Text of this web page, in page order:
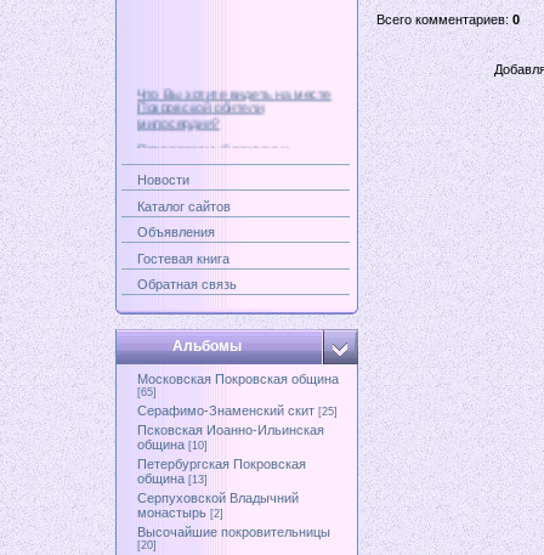
Покровской обители
милосердия?
Православный приход и
Современный взгляд на
старообрядчество
Возвращать ли Бакунинской
улице ее прежнее название -
Покровская?
Новости
Каталог сайтов
Объявления
Гостевая книга
Обратная связь
Альбомы
Московская Покровская община
[65]
Серафимо-Знаменский скит [25]
Псковская Иоанно-Ильинская
община [10]
Петербургская Покровская
община [13]
Серпуховской Владычний
монастырь [2]
Высочайшие покровительницы
[20]
Всего комментариев: 0